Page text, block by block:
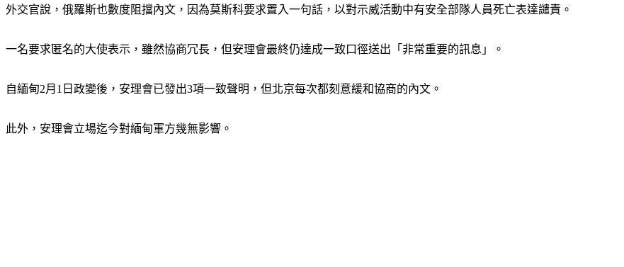
外交官說，俄羅斯也數度阻擋內文，因為莫斯科要求置入一句話，以對示威活動中有安全部隊人員死亡表達譴責。
一名要求匿名的大使表示，雖然協商冗長，但安理會最終仍達成一致口徑送出「非常重要的訊息」。
自緬甸2月1日政變後，安理會已發出3項一致聲明，但北京每次都刻意緩和協商的內文。
此外，安理會立場迄今對緬甸軍方幾無影響。